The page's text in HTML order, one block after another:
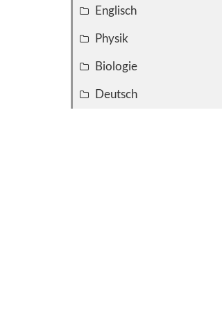
Englisch
Physik
Biologie
Deutsch